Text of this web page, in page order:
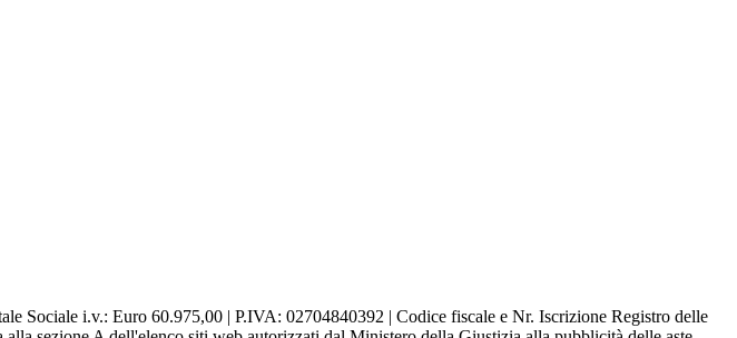
Sociale i.v.: Euro 60.975,00 | P.IVA: 02704840392 | Codice fiscale e Nr. Iscrizione Registro delle